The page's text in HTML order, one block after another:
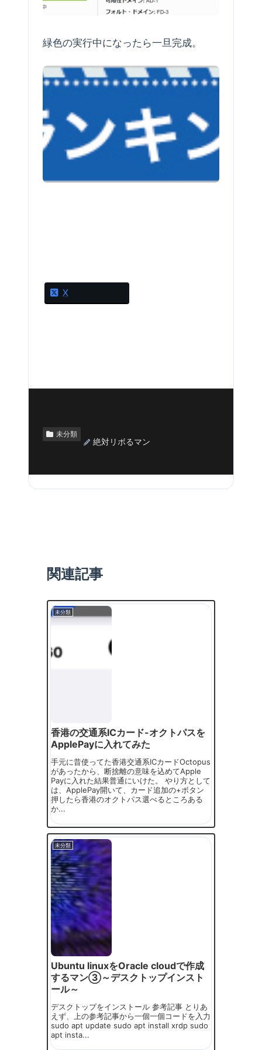
緑色の実行中になったら一旦完成。
X
未分類
絶対リボるマン
関連記事
未分類
香港の交通系ICカード-オクトパスを
ApplePayに入れてみた
手元に昔使ってた香港交通系ICカードOctopus
があったから、断捨離の意味を込めてApple
Payに入れた結果普通にいけた。 やり方として
は、ApplePay開いて、カード追加の+ボタン
押したら香港のオクトパス選べるところある
か...
未分類
Ubuntu linuxをOracle cloudで作成
するマン③～デスクトップインスト
ール～
デスクトップをインストール 参考記事 とりあ
えず、上の参考記事から一個一個コードを入力
sudo apt update sudo apt install xrdp sudo
apt insta...